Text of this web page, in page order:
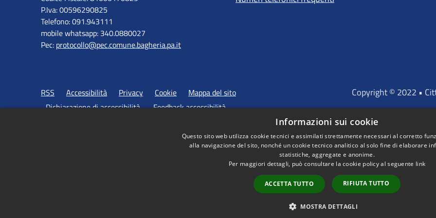
P.Iva: 00596290825
Telefono: 091.943111
mobile whatsapp: 340.0880027
Pec: protocollo@pec.comune.bagheria.pa.it
RSS Accessibilità Privacy Cookie
Mappa del sito
Dichiarazione di accessibilità
Feedback accessibilità
Copyright © 2022 •
"Portale
D'INVESTIMENTO
Informazioni sui cookie
Questo sito web utilizza cookie tecnici e assimilati strettamente necessari al corretto
alla navigazione del sito, nonché un cookie tecnico analitico al solo fine di elaborare
statistiche, aggregate e anonime.
Per maggiori dettagli, può consultare la cookie policy al seguente link
ACCETTA TUTTO RIFIUTA TUTTO
MOSTRA DETTAGLI